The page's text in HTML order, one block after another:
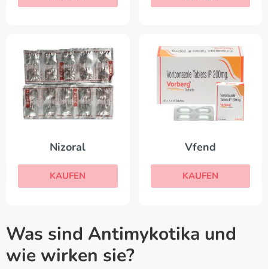
Nizoral
KAUFEN
Vfend
KAUFEN
Was sind Antimykotika und
wie wirken sie?